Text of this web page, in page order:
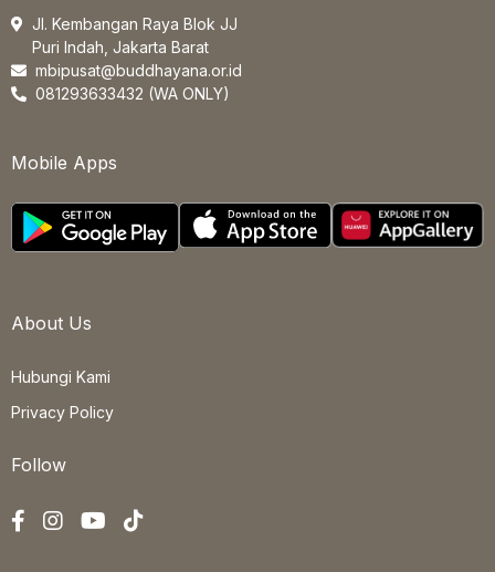
Jl. Kembangan Raya Blok JJ
Puri Indah, Jakarta Barat
mbipusat@buddhayana.or.id
081293633432 (WA ONLY)
Mobile Apps
About Us
Hubungi Kami
Privacy Policy
Follow